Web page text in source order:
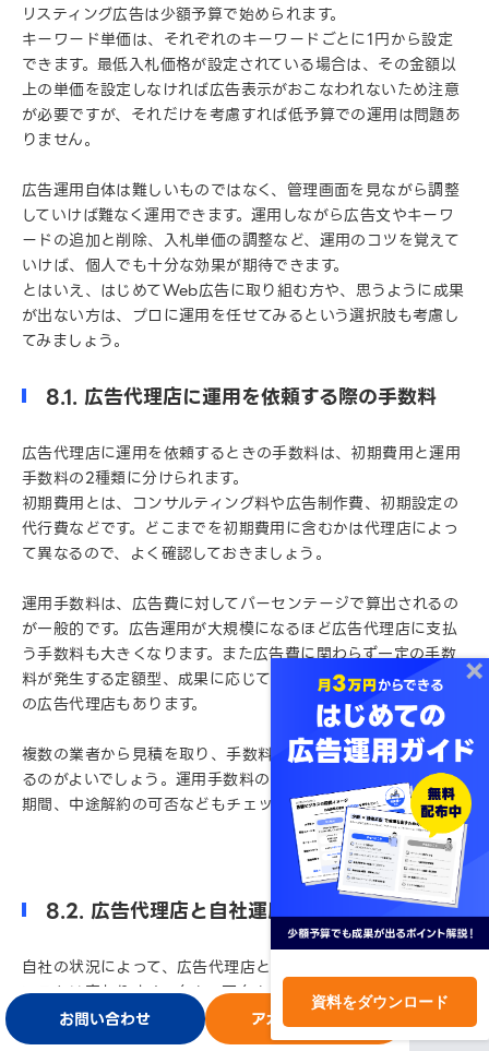
リスティング広告は少額予算で始められます。
キーワード単価は、それぞれのキーワードごとに1円から設定
できます。最低入札価格が設定されている場合は、その金額以
上の単価を設定しなければ広告表示がおこなわれないため注意
が必要ですが、それだけを考慮すれば低予算での運用は問題あ
りません。
広告運用自体は難しいものではなく、管理画面を見ながら調整
していけば難なく運用できます。運用しながら広告文やキーワ
ードの追加と削除、入札単価の調整など、運用のコツを覚えて
いけば、個人でも十分な効果が期待できます。
とはいえ、はじめてWeb広告に取り組む方や、思うように成果
が出ない方は、プロに運用を任せてみるという選択肢も考慮し
てみましょう。
8.1. 広告代理店に運用を依頼する際の手数料
広告代理店に運用を依頼するときの手数料は、初期費用と運用
手数料の2種類に分けられます。
初期費用とは、コンサルティング料や広告制作費、初期設定の
代行費などです。どこまでを初期費用に含むかは代理店によっ
て異なるので、よく確認しておきましょう。
運用手数料は、広告費に対してパーセンテージで算出されるの
が一般的です。広告運用が大規模になるほど広告代理店に支払
う手数料も大きくなります。また広告費に関わらず一定の手数
料が発生する定額型、成果に応じて手数料が決まる成果報酬型
の広告代理店もあります。
複数の業者から見積を取り、手数料と各種の条件を比較してみ
るのがよいでしょう。運用手数料のほか、最低出稿金額や契約
期間、中途解約の可否などもチェックします。
8.2. 広告代理店と自社運用のどちらがいい？
自社の状況によって、広告代理店と自社運用のどちらが適して
いるかは変わります。向き・不向きの条件は以下のとおりで
お問い合わせ アカウント開設
ログイン
資料をダウンロード